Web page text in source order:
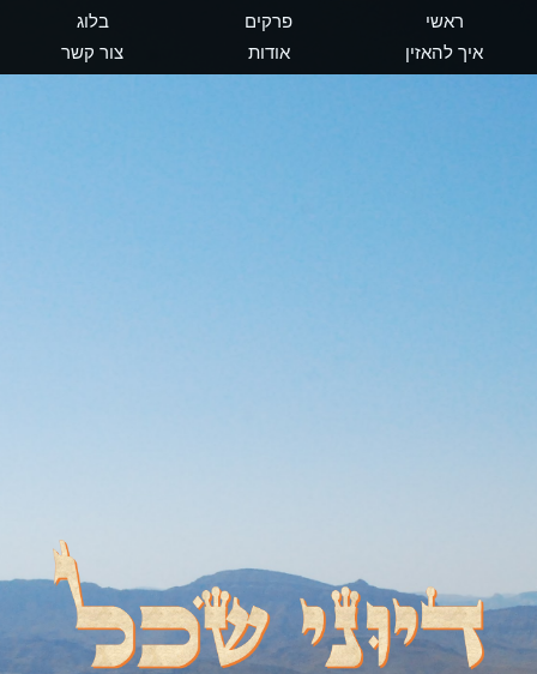
ראשי פרקים
בלוג
איך להאזין
אודות צור קשר
דיוני שכל